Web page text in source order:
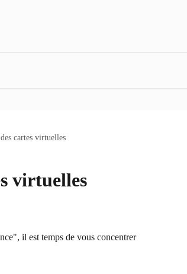
cartes virtuelles
virtuelles
il est temps de vous concentrer